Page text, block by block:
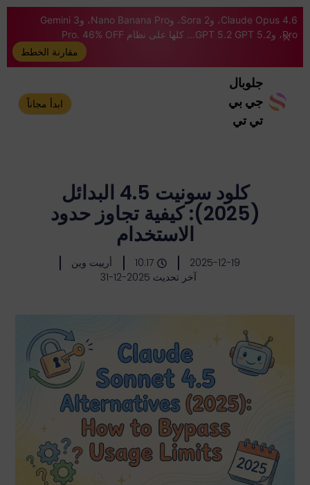
Claude Opus 4.6، وSora 2، وNano Banana Pro، وGemini 3
Pro، وGPT 5.2 GPT 5.2... كلها على نظام Pro. 46% OFF
مقارنة الخطط
جلوبال
جي بي
تي تي
ابدأ مجاناً
كلود سونيت 4.5 البدائل
(2025): كيفية تجاوز حدود
الاستخدام
2025-12-19
10:17
أرييت وين
آخر تحديث 2025-12-31